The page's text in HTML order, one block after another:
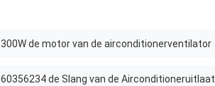
300W de motor van de airconditionerventilator
60356234 de Slang van de Airconditioneruitlaat